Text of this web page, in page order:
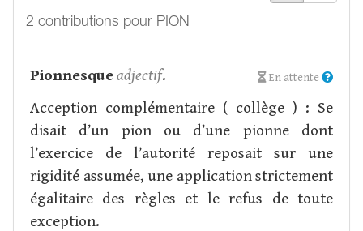
2 contributions pour PION
En attente
Pionnesqueadjectif.
Acception complémentaire ( collège ) : Se
disait d’un pion ou d’une pionne dont
l’exercice de l’autorité reposait sur une
rigidité assumée, une application strictement
égalitaire des règles et le refus de toute
exception.